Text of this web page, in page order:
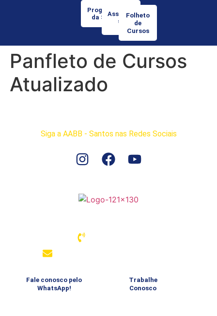
Programação
da Semana
Associe-
se
Folheto
de
Cursos
Panfleto de Cursos
Atualizado
Siga a AABB - Santos nas Redes Sociais
Fale conosco pelo
WhatsApp!
Trabalhe
Conosco